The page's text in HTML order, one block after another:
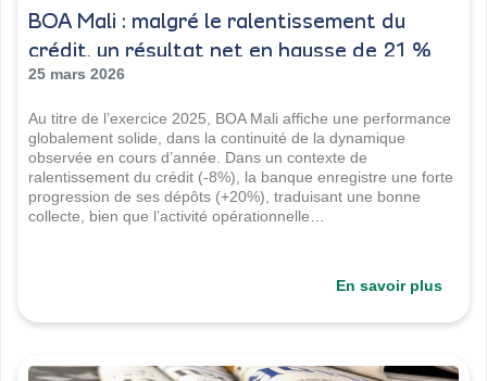
BOA Mali : malgré le ralentissement du
crédit, un résultat net en hausse de 21 %
en 2025
25 mars 2026
Au titre de l’exercice 2025, BOA Mali affiche une performance
globalement solide, dans la continuité de la dynamique
observée en cours d’année. Dans un contexte de
ralentissement du crédit (-8%), la banque enregistre une forte
progression de ses dépôts (+20%), traduisant une bonne
collecte, bien que l’activité opérationnelle…
En savoir plus